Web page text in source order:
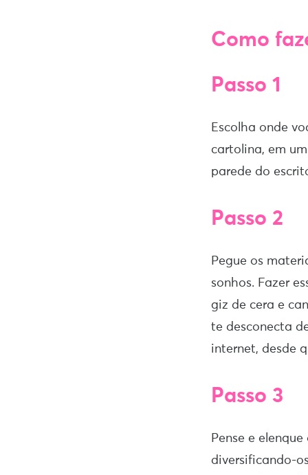
Como
Passo 1
Escolha onde
cartolina, em
parede do
Passo 2
Pegue os
sonhos. Fazer
giz de cera e
te desconecta
internet, desde
Passo 3
Pense e
diversificando-